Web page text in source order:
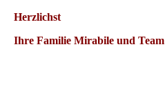
Herzlichst
Ihre Familie Mirabile und Team